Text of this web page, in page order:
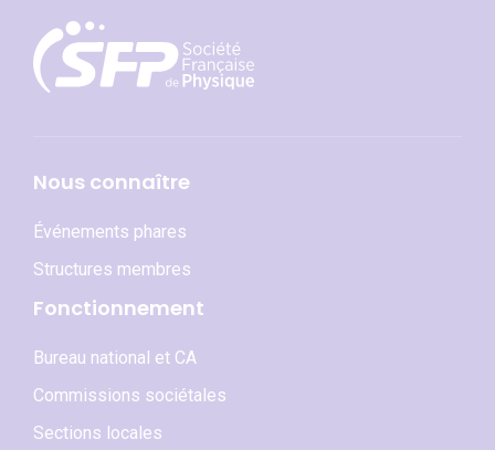
Nous connaître
Événements phares
Structures membres
Fonctionnement
Bureau national et CA
Commissions sociétales
Sections locales